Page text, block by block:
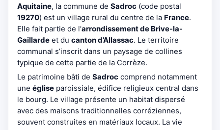
Aquitaine, la commune de Sadroc (code postal
19270) est un village rural du centre de la France.
Elle fait partie de l’arrondissement de Brive-la-
Gaillarde et du canton d’Allassac. Le territoire
communal s’inscrit dans un paysage de collines
typique de cette partie de la Corrèze.
Le patrimoine bâti de Sadroc comprend notamment
une église paroissiale, édifice religieux central dans
le bourg. Le village présente un habitat dispersé
avec des maisons traditionnelles corréziennes,
souvent construites en matériaux locaux. La vie